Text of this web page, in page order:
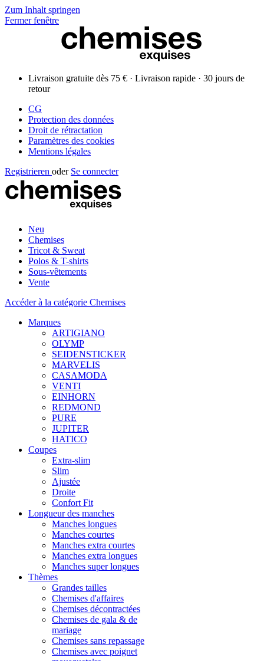
Zum Inhalt springen
Fermer fenêtre
Livraison gratuite dès 75 € · Livraison rapide · 30 jours de
retour
CG
Protection des données
Droit de rétractation
Paramètres des cookies
Mentions légales
Registrieren oder Se connecter
Neu
Chemises
Tricot & Sweat
Polos & T-shirts
Sous-vêtements
Vente
Accéder à la catégorie Chemises
Marques
ARTIGIANO
OLYMP
SEIDENSTICKER
MARVELIS
CASAMODA
VENTI
EINHORN
REDMOND
PURE
JUPITER
HATICO
Coupes
Extra-slim
Slim
Ajustée
Droite
Confort Fit
Longueur des manches
Manches longues
Manches courtes
Manches extra courtes
Manches extra longues
Manches super longues
Thèmes
Grandes tailles
Chemises d'affaires
Chemises décontractées
Chemises de gala & de
mariage
Chemises sans repassage
Chemises avec poignet